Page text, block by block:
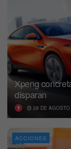
Xpeng
disparan
28 DE
ACCIONES